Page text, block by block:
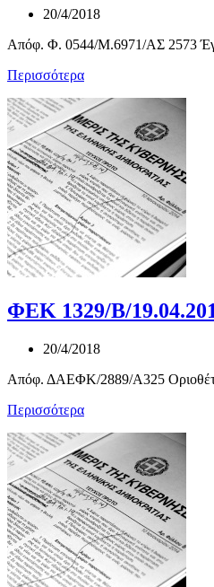
20/4/2018
Απόφ. Φ. 0544/Μ.6971/ΑΣ 2573
Περισσότερα
ΦΕΚ 1329/Β/
20/4/2018
Απόφ. ΔΑΕΦΚ/2889/Α325
Περισσότερα